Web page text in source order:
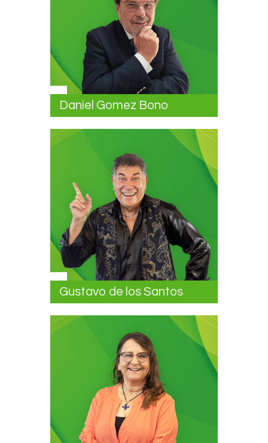
Daniel Gomez Bono
Gustavo de los Santos